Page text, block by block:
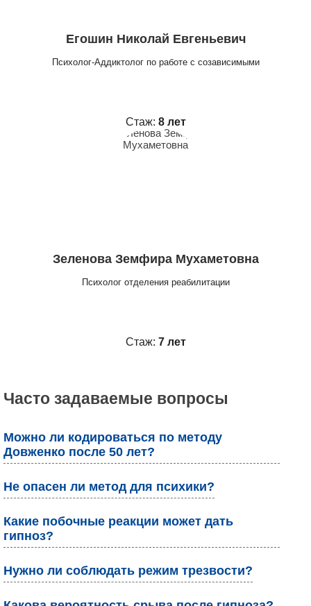
Егошин Николай Евгеньевич
Психолог-Аддиктолог по работе с созависимыми
Стаж: 8 лет
Зеленова Земфира Мухаметовна
Психолог отделения реабилитации
Стаж: 7 лет
Часто задаваемые вопросы
Можно ли кодироваться по методу
Довженко после 50 лет?
Не опасен ли метод для психики?
Какие побочные реакции может дать
гипноз?
Нужно ли соблюдать режим трезвости?